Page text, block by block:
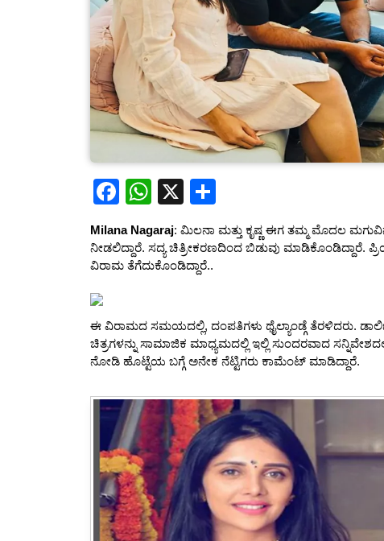
F
a
c
e
o
o
k
W
at
s
p
p
X
h
ar
Milana Nagaraj: ಮಿಲನಾ ಮತ್ತು ಕೃಷ್ಣ ಈಗ ತಮ್ಮ ಮೊದಲ ಮಗುವಿನ
ನೀಡಲಿದ್ದಾರೆ. ಸದ್ಯ ಚಿತ್ರೀಕರಣದಿಂದ ಬಿಡುವು ಮಾಡಿಕೊಂಡಿದ್ದಾರೆ.
ವಿರಾಮ ತೆಗೆದುಕೊಂಡಿದ್ದಾರೆ..
ಈ ವಿರಾಮದ ಸಮಯದಲ್ಲಿ, ದಂಪತಿಗಳು ಥೈಲ್ಯಾಂಡ್ಗೆ ತೆರಳಿದರು.
ಚಿತ್ರಗಳನ್ನು ಸಾಮಾಜಿಕ ಮಾಧ್ಯಮದಲ್ಲಿ ಇಲ್ಲಿ ಸುಂದರವಾದ
ನೋಡಿ ಹೊಟ್ಟೆಯ ಬಗ್ಗೆ ಅನೇಕ ನೆಟ್ಟಿಗರು ಕಾಮೆಂಟ್ ಮಾಡಿದ್ದಾರೆ.